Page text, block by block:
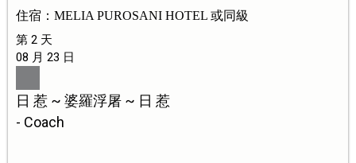
住宿：MELIA PUROSANI HOTEL 或同級
第 2 天
08 月 23 日
日 惹 ~ 婆羅浮屠 ~ 日 惹
- Coach